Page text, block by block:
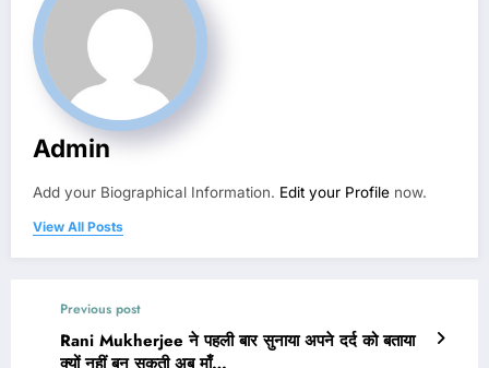
Admin
Add your Biographical Information. Edit your Profile now.
View All Posts
Previous post
Rani Mukherjee ने पहली बार सुनाया अपने दर्द को बताया